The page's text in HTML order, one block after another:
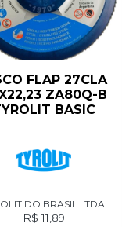
FLAP 27CLA
ZA80Q-B
BASIC
DO BRASIL LTDA
R$ 11,89